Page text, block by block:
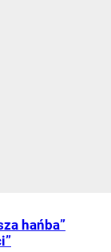
hańba”